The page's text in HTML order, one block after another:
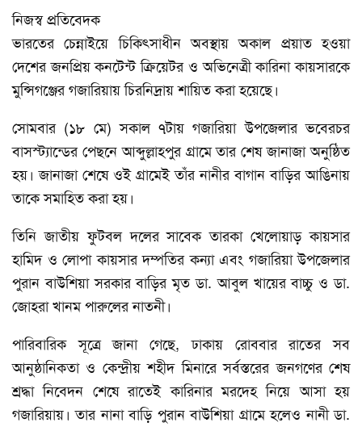
নিজস্ব প্রতিবেদক
ভারতের চেন্নাইয়ে চিকিৎসাধীন অবস্থায় অকাল প্রয়াত হওয়া
দেশের জনপ্রিয় কনটেন্ট ক্রিয়েটর ও অভিনেত্রী কারিনা কায়সারকে
মুন্সিগঞ্জের গজারিয়ায় চিরনিদ্রায় শায়িত করা হয়েছে।
সোমবার (১৮ মে) সকাল ৭টায় গজারিয়া উপজেলার ভবেরচর
বাসস্ট্যান্ডের পেছনে আব্দুল্লাহপুর গ্রামে তার শেষ জানাজা অনুষ্ঠিত
হয়। জানাজা শেষে ওই গ্রামেই তাঁর নানীর বাগান বাড়ির আঙিনায়
তাকে সমাহিত করা হয়।
তিনি জাতীয় ফুটবল দলের সাবেক তারকা খেলোয়াড় কায়সার
হামিদ ও লোপা কায়সার দম্পতির কন্যা এবং গজারিয়া উপজেলার
পুরান বাউশিয়া সরকার বাড়ির মৃত ডা. আবুল খায়ের বাচ্চু ও ডা.
জোহরা খানম পারুলের নাতনী।
পারিবারিক সূত্রে জানা গেছে, ঢাকায় রোববার রাতের সব
আনুষ্ঠানিকতা ও কেন্দ্রীয় শহীদ মিনারে সর্বস্তরের জনগণের শেষ
শ্রদ্ধা নিবেদন শেষে রাতেই কারিনার মরদেহ নিয়ে আসা হয়
গজারিয়ায়। তার নানা বাড়ি পুরান বাউশিয়া গ্রামে হলেও নানী ডা.